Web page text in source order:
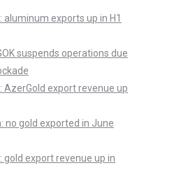
aluminum exports up in H1
suspends operations due
AzerGold export revenue up
no gold exported in June
gold export revenue up in